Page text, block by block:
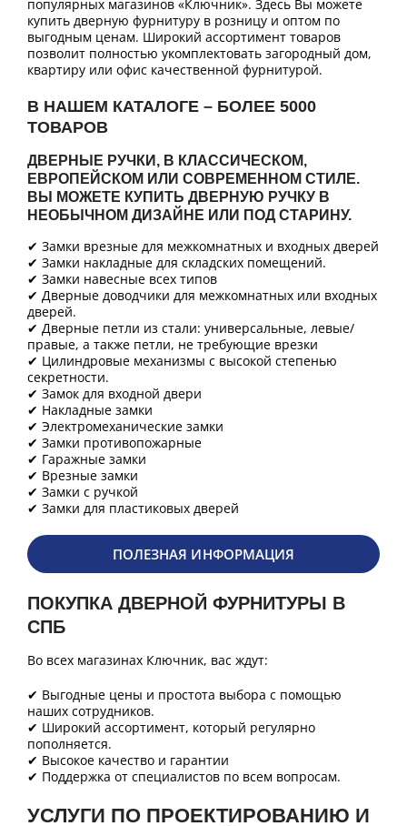
популярных магазинов «Ключник». Здесь Вы можете
купить дверную фурнитуру в розницу и оптом по
выгодным ценам. Широкий ассортимент товаров
позволит полностью укомплектовать загородный дом,
квартиру или офис качественной фурнитурой.
В НАШЕМ КАТАЛОГЕ – БОЛЕЕ 5000
ТОВАРОВ
ДВЕРНЫЕ РУЧКИ, В КЛАССИЧЕСКОМ,
ЕВРОПЕЙСКОМ ИЛИ СОВРЕМЕННОМ СТИЛЕ.
ВЫ МОЖЕТЕ КУПИТЬ ДВЕРНУЮ РУЧКУ В
НЕОБЫЧНОМ ДИЗАЙНЕ ИЛИ ПОД СТАРИНУ.
✔ Замки врезные для межкомнатных и входных дверей
✔ Замки накладные для складских помещений.
✔ Замки навесные всех типов
✔ Дверные доводчики для межкомнатных или входных
дверей.
✔ Дверные петли из стали: универсальные, левые/
правые, а также петли, не требующие врезки
✔ Цилиндровые механизмы с высокой степенью
секретности.
✔ Замок для входной двери
✔ Накладные замки
✔ Электромеханические замки
✔ Замки противопожарные
✔ Гаражные замки
✔ Врезные замки
✔ Замки с ручкой
✔ Замки для пластиковых дверей
ПОЛЕЗНАЯ ИНФОРМАЦИЯ
ПОКУПКА ДВЕРНОЙ ФУРНИТУРЫ В
СПБ
Во всех магазинах Ключник, вас ждут:
✔ Выгодные цены и простота выбора с помощью
наших сотрудников.
✔ Широкий ассортимент, который регулярно
пополняется.
✔ Высокое качество и гарантии
✔ Поддержка от специалистов по всем вопросам.
УСЛУГИ ПО ПРОЕКТИРОВАНИЮ И